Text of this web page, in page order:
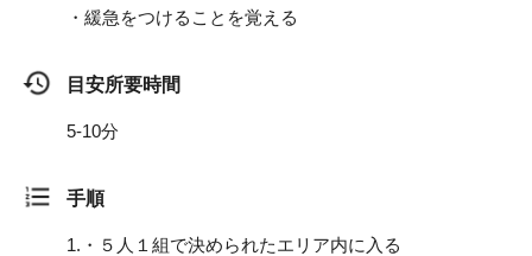
・緩急をつけることを覚える
目安所要時間
5-10分
手順
1. ・５人１組で決められたエリア内に入る